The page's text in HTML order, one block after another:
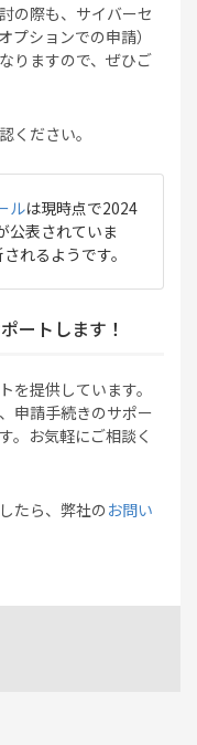
の際も、サイバーセ
ションでの申請）
りますので、ぜひご
ください。
ルは現時点で2024
公表されていま
れるようです。
ートします！
提供しています。
申請手続きのサポー
。お気軽にご相談く
たら、弊社の お問い